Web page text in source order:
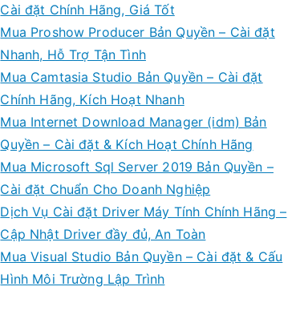
Cài đặt Chính Hãng, Giá Tốt
Mua Proshow Producer Bản Quyền – Cài đặt
Nhanh, Hỗ Trợ Tận Tình
Mua Camtasia Studio Bản Quyền – Cài đặt
Chính Hãng, Kích Hoạt Nhanh
Mua Internet Download Manager (idm) Bản
Quyền – Cài đặt & Kích Hoạt Chính Hãng
Mua Microsoft Sql Server 2019 Bản Quyền –
Cài đặt Chuẩn Cho Doanh Nghiệp
Dịch Vụ Cài đặt Driver Máy Tính Chính Hãng –
Cập Nhật Driver đầy đủ, An Toàn
Mua Visual Studio Bản Quyền – Cài đặt & Cấu
Hình Môi Trường Lập Trình